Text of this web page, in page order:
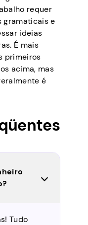
requer
gramaticais e
ideias
É mais
primeiros
acima, mas
é
Tudo